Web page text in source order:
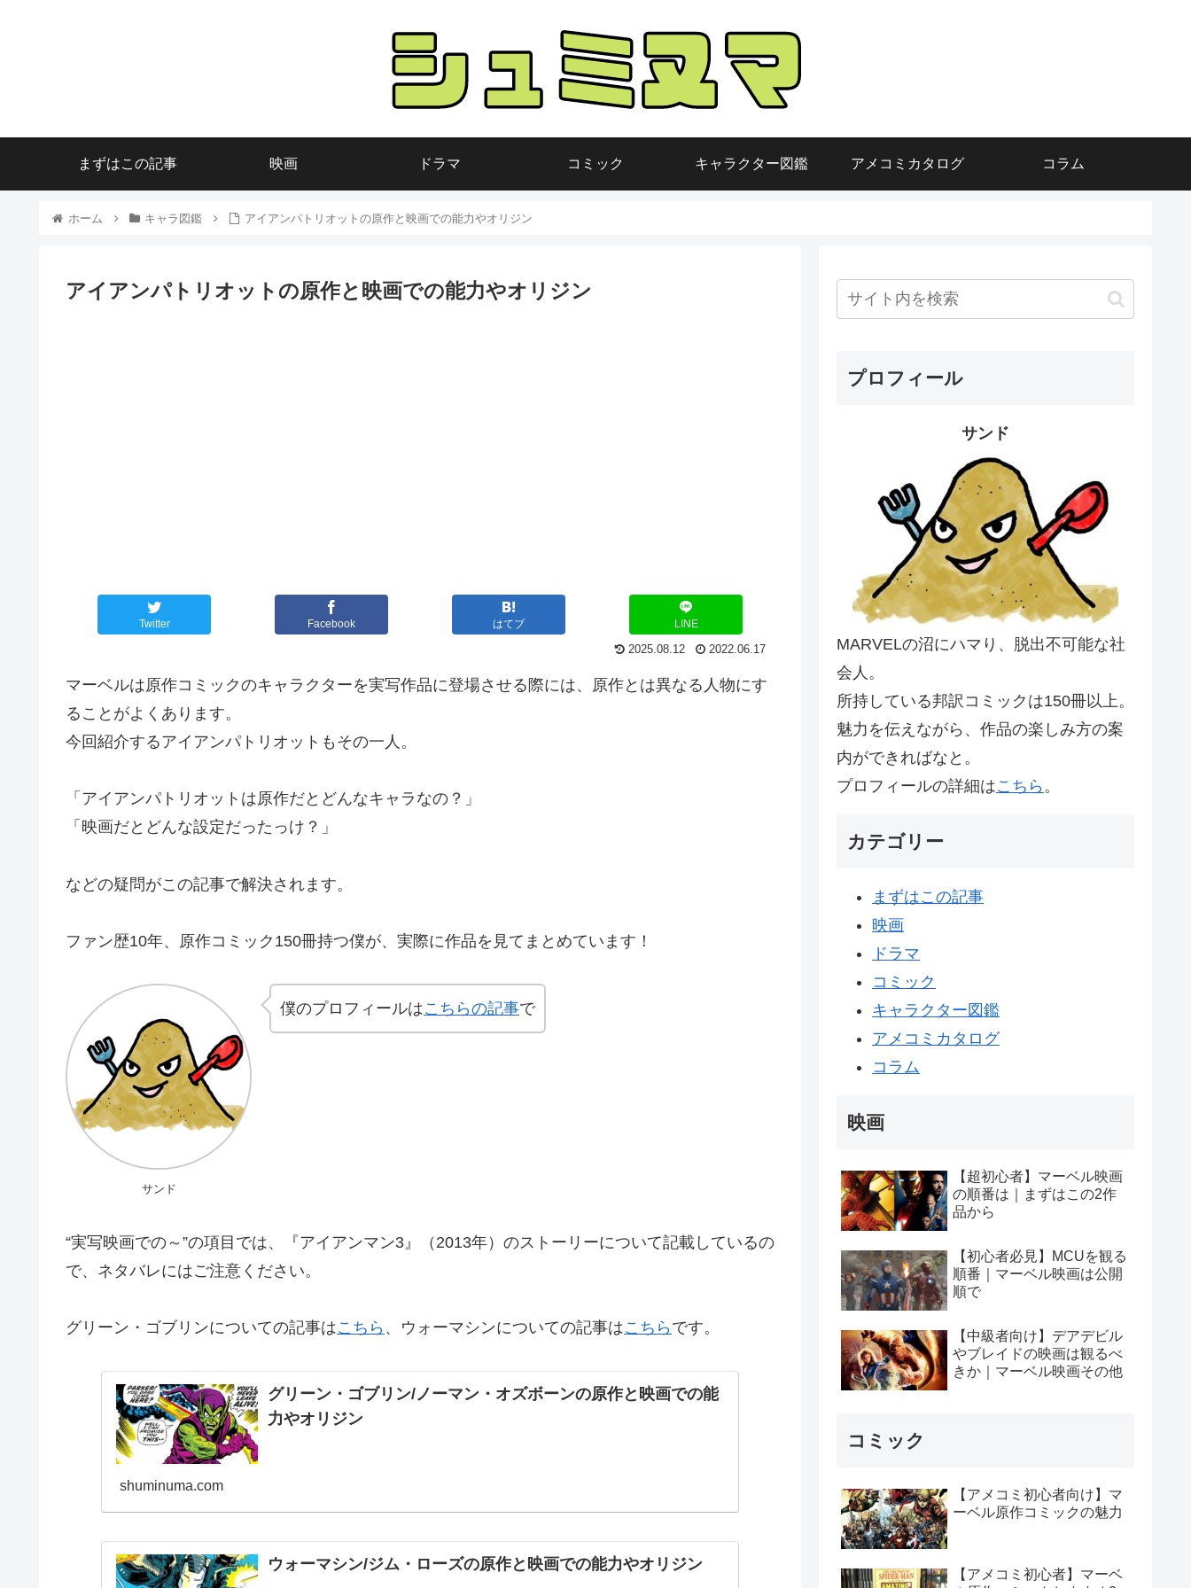
まずはこの記事 映画 ドラマ コミック キャラクター図鑑 アメコミカタログ コラム
ホーム キャラ図鑑 アイアンパトリオットの原作と映画での能力やオリジン
アイアンパトリオットの原作と映画での能力やオリジン
Twitter Facebook はてブ LINE
2025.08.12 2022.06.17
マーベルは原作コミックのキャラクターを実写作品に登場させる際には、原作とは異なる人物にす
ることがよくあります。
今回紹介するアイアンパトリオットもその一人。
「アイアンパトリオットは原作だとどんなキャラなの？」
「映画だとどんな設定だったっけ？」
などの疑問がこの記事で解決されます。
ファン歴10年、原作コミック150冊持つ僕が、実際に作品を見てまとめています！
サンド
僕のプロフィールはこちらの記事で
“実写映画での～”の項目では、『アイアンマン3』（2013年）のストーリーについて記載しているの
で、ネタバレにはご注意ください。
グリーン・ゴブリンについての記事はこちら 、ウォーマシンについての記事はこちら です。
グリーン・ゴブリン/ノーマン・オズボーンの原作と映画での能
力やオリジン
shuminuma.com
ウォーマシン/ジム・ローズの原作と映画での能力やオリジン
プロフィール
サンド
MARVELの沼にハマり、脱出不可能な社
会人。
所持している邦訳コミックは150冊以上。
魅力を伝えながら、作品の楽しみ方の案
内ができればなと。
プロフィールの詳細はこちら 。
カテゴリー
まずはこの記事
映画
ドラマ
コミック
キャラクター図鑑
アメコミカタログ
コラム
映画
【超初心者】マーベル映画
の順番は｜まずはこの2作
品から
【初心者必見】MCUを観る
順番｜マーベル映画は公開
順で
【中級者向け】デアデビル
やブレイドの映画は観るべ
きか｜マーベル映画その他
コミック
【アメコミ初心者向け】マ
ーベル原作コミックの魅力
【アメコミ初心者】マーベ